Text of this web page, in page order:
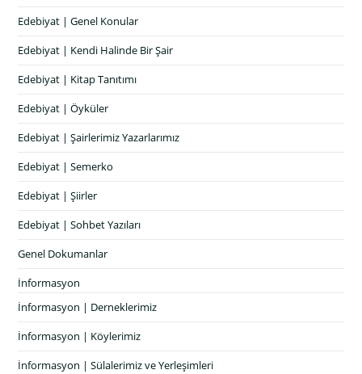
Edebiyat | Genel Konular
Edebiyat | Kendi Halinde Bir Şair
Edebiyat | Kitap Tanıtımı
Edebiyat | Öyküler
Edebiyat | Şairlerimiz Yazarlarımız
Edebiyat | Semerko
Edebiyat | Şiirler
Edebiyat | Sohbet Yazıları
Genel Dokumanlar
İnformasyon
İnformasyon | Derneklerimiz
İnformasyon | Köylerimiz
İnformasyon | Sülalerimiz ve Yerleşimleri